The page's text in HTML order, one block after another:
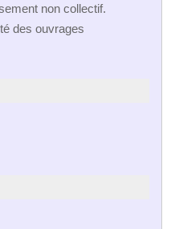
non collectif.
des ouvrages